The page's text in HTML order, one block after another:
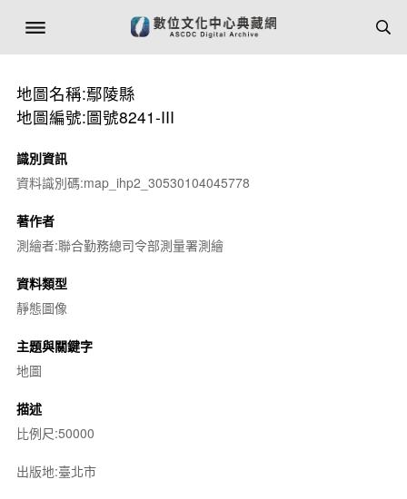
地圖名稱:鄢陵縣
地圖編號:圖號8241-III
識別資訊
資料識別碼:map_ihp2_30530104045778
著作者
測繪者:聯合勤務總司令部測量署測繪
資料類型
靜態圖像
主題與關鍵字
地圖
描述
比例尺:50000
出版地:臺北市